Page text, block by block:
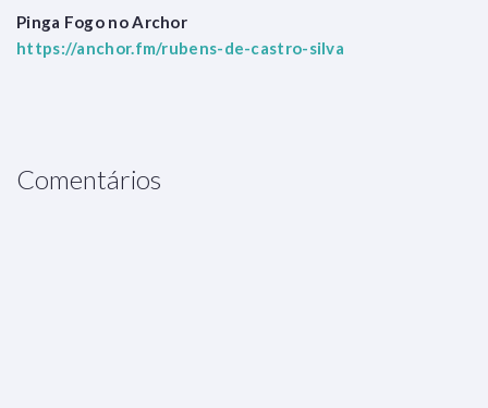
Pinga Fogo no Archor
https://anchor.fm/rubens-de-castro-silva
Comentários